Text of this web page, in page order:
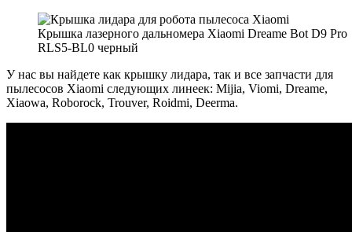
Крышка лазерного дальномера Xiaomi Dreame Bot D9 Pro
RLS5-BL0 черный
У нас вы найдете как крышку лидара, так и все запчасти для
пылесосов Xiaomi следующих линеек: Mijia, Viomi, Dreame,
Xiaowa, Roborock, Trouver, Roidmi, Deerma.